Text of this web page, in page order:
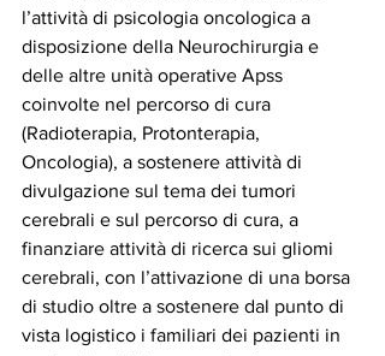
l’attività di psicologia oncologica a
disposizione della Neurochirurgia e
delle altre unità operative Apss
coinvolte nel percorso di cura
(Radioterapia, Protonterapia,
Oncologia), a sostenere attività di
divulgazione sul tema dei tumori
cerebrali e sul percorso di cura, a
finanziare attività di ricerca sui gliomi
cerebrali, con l’attivazione di una borsa
di studio oltre a sostenere dal punto di
vista logistico i familiari dei pazienti in